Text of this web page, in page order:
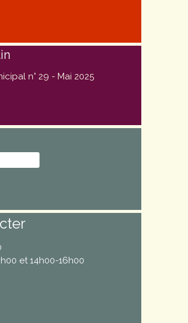
n° 29 - Mai 2025
et 14h00-16h00